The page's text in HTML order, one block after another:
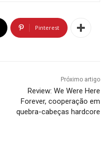
Pinterest
Próximo artigo
Review: We Were Here
Forever, cooperação em
quebra-cabeças hardcore